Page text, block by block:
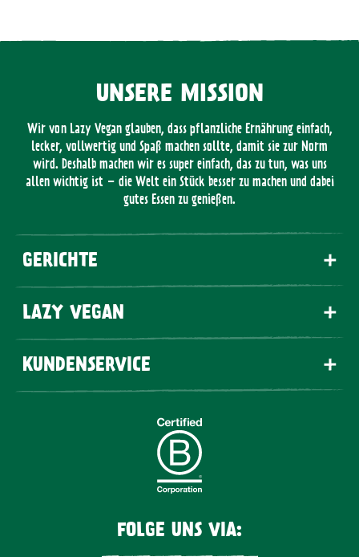
UNSERE MISSION
Wir von Lazy Vegan glauben, dass pflanzliche Ernährung einfach,
lecker, vollwertig und Spaß machen sollte, damit sie zur Norm
wird. Deshalb machen wir es super einfach, das zu tun, was uns
allen wichtig ist – die Welt ein Stück besser zu machen und dabei
gutes Essen zu genießen.
GERICHTE
LAZY VEGAN
KUNDENSERVICE
FOLGE UNS VIA: